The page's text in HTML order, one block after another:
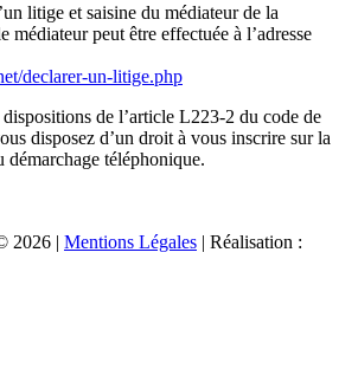
litige et saisine du médiateur de la
médiateur peut être effectuée à l’adresse
declarer-un-litige.php
de l’article L223-2 du code de
disposez d’un droit à vous inscrire sur la
démarchage téléphonique.
2026 | Mentions Légales | Réalisation :